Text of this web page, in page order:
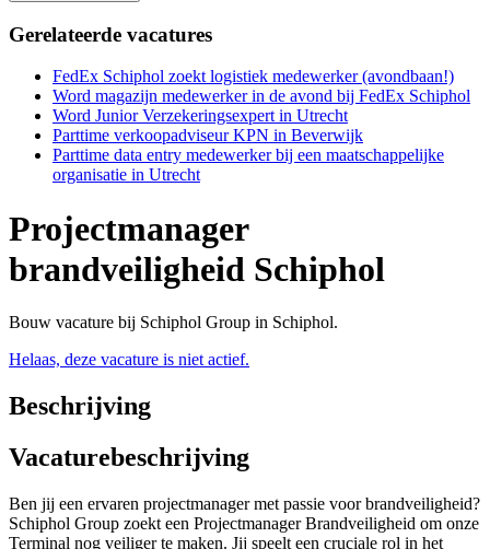
Gerelateerde vacatures
FedEx Schiphol zoekt logistiek medewerker (avondbaan!)
Word magazijn medewerker in de avond bij FedEx Schiphol
Word Junior Verzekeringsexpert in Utrecht
Parttime verkoopadviseur KPN in Beverwijk
Parttime data entry medewerker bij een maatschappelijke
organisatie in Utrecht
Projectmanager
brandveiligheid Schiphol
Bouw vacature bij Schiphol Group in Schiphol.
Helaas, deze vacature is niet actief.
Beschrijving
Vacaturebeschrijving
Ben jij een ervaren projectmanager met passie voor brandveiligheid?
Schiphol Group zoekt een Projectmanager Brandveiligheid om onze
Terminal nog veiliger te maken. Jij speelt een cruciale rol in het